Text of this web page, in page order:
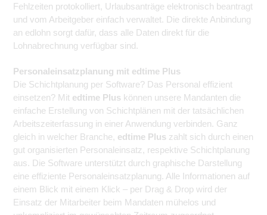
Fehlzeiten protokolliert, Urlaubsanträge elektronisch beantragt
und vom Arbeitgeber einfach verwaltet. Die direkte Anbindung
an edlohn sorgt dafür, dass alle Daten direkt für die
Lohnabrechnung verfügbar sind.
Personaleinsatzplanung mit edtime Plus
Die Schichtplanung per Software? Das Personal effizient
einsetzen? Mit edtime Plus können unsere Mandanten die
einfache Erstellung von Schichtplänen mit der tatsächlichen
Arbeitszeiterfassung in einer Anwendung verbinden. Ganz
gleich in welcher Branche, edtime Plus zahlt sich durch einen
gut organisierten Personaleinsatz, respektive Schichtplanung
aus. Die Software unterstützt durch graphische Darstellung
eine effiziente Personaleinsatzplanung. Alle Informationen auf
einem Blick mit einem Klick – per Drag & Drop wird der
Einsatz der Mitarbeiter beim Mandaten mühelos und